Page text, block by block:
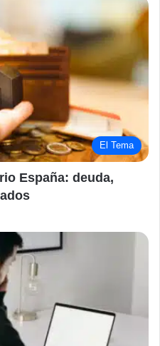
El Tema
España: deuda,